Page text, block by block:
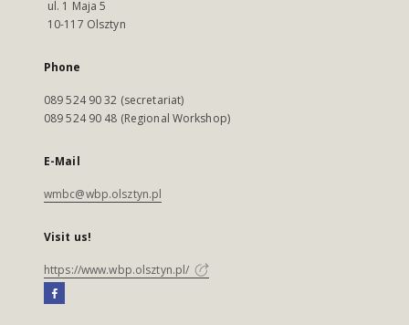
ul. 1 Maja 5
10-117 Olsztyn
Phone
089 524 90 32 (secretariat)
089 524 90 48 (Regional Workshop)
E-Mail
wmbc@wbp.olsztyn.pl
Visit us!
https://www.wbp.olsztyn.pl/